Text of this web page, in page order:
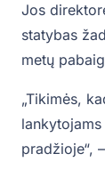
Jos
statybas
metų
„Tikimės,
pradžioje“,